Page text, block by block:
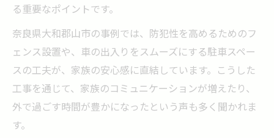
る重要なポイントです。
奈良県大和郡山市の事例では、防犯性を高めるためのフ
ェンス設置や、車の出入りをスムーズにする駐車スペー
スの工夫が、家族の安心感に直結しています。こうした
工事を通じて、家族のコミュニケーションが増えたり、
外で過ごす時間が豊かになったという声も多く聞かれま
す。